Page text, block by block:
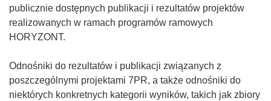
publicznie dostępnych publikacji i rezultatów projektów
realizowanych w ramach programów ramowych
HORYZONT.
Odnośniki do rezultatów i publikacji związanych z
poszczególnymi projektami 7PR, a także odnośniki do
niektórych konkretnych kategorii wyników, takich jak zbiory